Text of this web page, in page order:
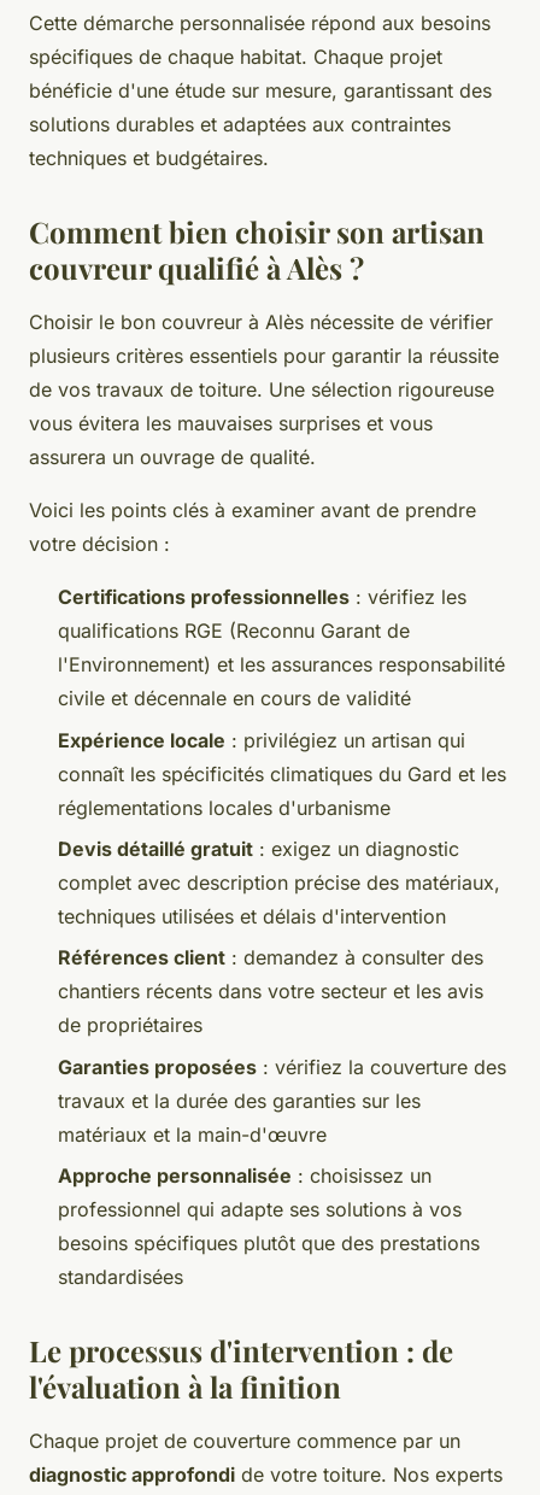
Cette démarche personnalisée répond aux besoins
spécifiques de chaque habitat. Chaque projet
bénéficie d'une étude sur mesure, garantissant des
solutions durables et adaptées aux contraintes
techniques et budgétaires.
Comment bien choisir son artisan
couvreur qualifié à Alès ?
Choisir le bon couvreur à Alès nécessite de vérifier
plusieurs critères essentiels pour garantir la réussite
de vos travaux de toiture. Une sélection rigoureuse
vous évitera les mauvaises surprises et vous
assurera un ouvrage de qualité.
Voici les points clés à examiner avant de prendre
votre décision :
Certifications professionnelles : vérifiez les
qualifications RGE (Reconnu Garant de
l'Environnement) et les assurances responsabilité
civile et décennale en cours de validité
Expérience locale : privilégiez un artisan qui
connaît les spécificités climatiques du Gard et les
réglementations locales d'urbanisme
Devis détaillé gratuit : exigez un diagnostic
complet avec description précise des matériaux,
techniques utilisées et délais d'intervention
Références client : demandez à consulter des
chantiers récents dans votre secteur et les avis
de propriétaires
Garanties proposées : vérifiez la couverture des
travaux et la durée des garanties sur les
matériaux et la main-d'œuvre
Approche personnalisée : choisissez un
professionnel qui adapte ses solutions à vos
besoins spécifiques plutôt que des prestations
standardisées
Le processus d'intervention : de
l'évaluation à la finition
Chaque projet de couverture commence par un
diagnostic approfondi de votre toiture. Nos experts